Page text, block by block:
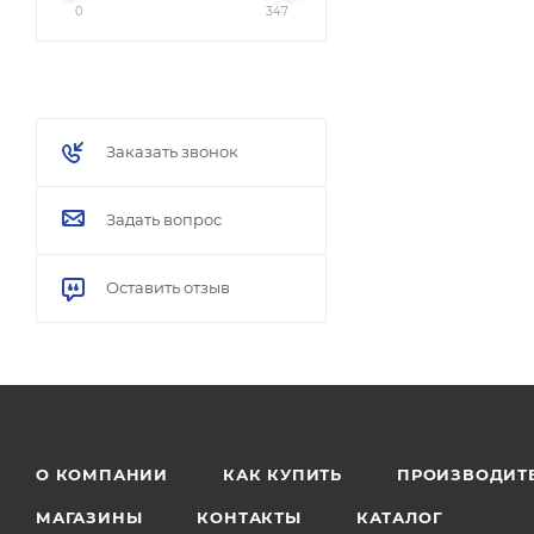
0 347
Заказать звонок
Задать вопрос
Оставить отзыв
О КОМПАНИИ КАК КУПИТЬ
МАГАЗИНЫ КОНТАКТЫ КАТАЛОГ